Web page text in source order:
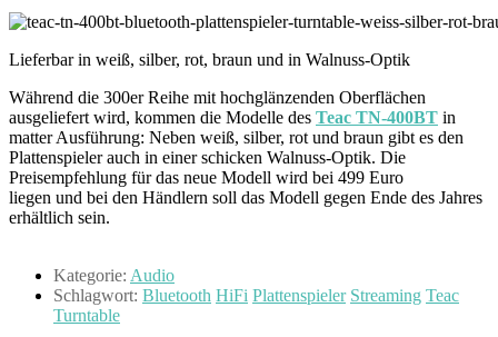
Lieferbar in weiß, silber, rot, braun und in Walnuss-Optik
Während die 300er Reihe mit hochglänzenden Oberflächen
ausgeliefert wird, kommen die Modelle des Teac TN-400BT in
matter Ausführung: Neben weiß, silber, rot und braun gibt es den
Plattenspieler auch in einer schicken Walnuss-Optik. Die
Preisempfehlung für das neue Modell wird bei 499 Euro
liegen und bei den Händlern soll das Modell gegen Ende des Jahres
erhältlich sein.
Kategorie: Audio
Schlagwort: Bluetooth HiFi Plattenspieler Streaming Teac
Turntable